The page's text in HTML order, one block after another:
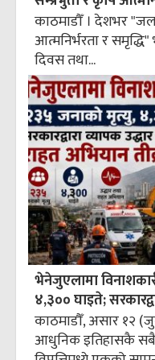
काठमाडौँ । देशभर
आत्मनिर्भरता र समृद्धि"
दिवस तथा...
भेनेजुएलामा
४,३०० घाइते;
काठमाडौँ, असार १२
आधुनिक इतिहासकै